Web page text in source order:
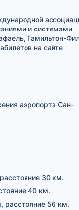
и системами
Гамильтон-
на сайте
аэропорта Сан-
30 км.
40 км.
, расстояние 56 км.